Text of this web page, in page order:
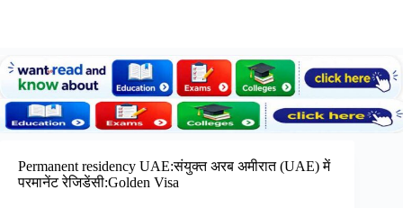
Permanent residency UAE:संयुक्त अरब अमीरात (UAE) में
परमानेंट रेजिडेंसी:Golden Visa